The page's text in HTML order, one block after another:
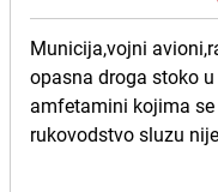
Municija,vojni
opasna droga stoko
amfetamini kojima
rukovodstvo sluzu